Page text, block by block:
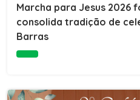
Marcha para Jesus 2026
consolida tradição de
Barras